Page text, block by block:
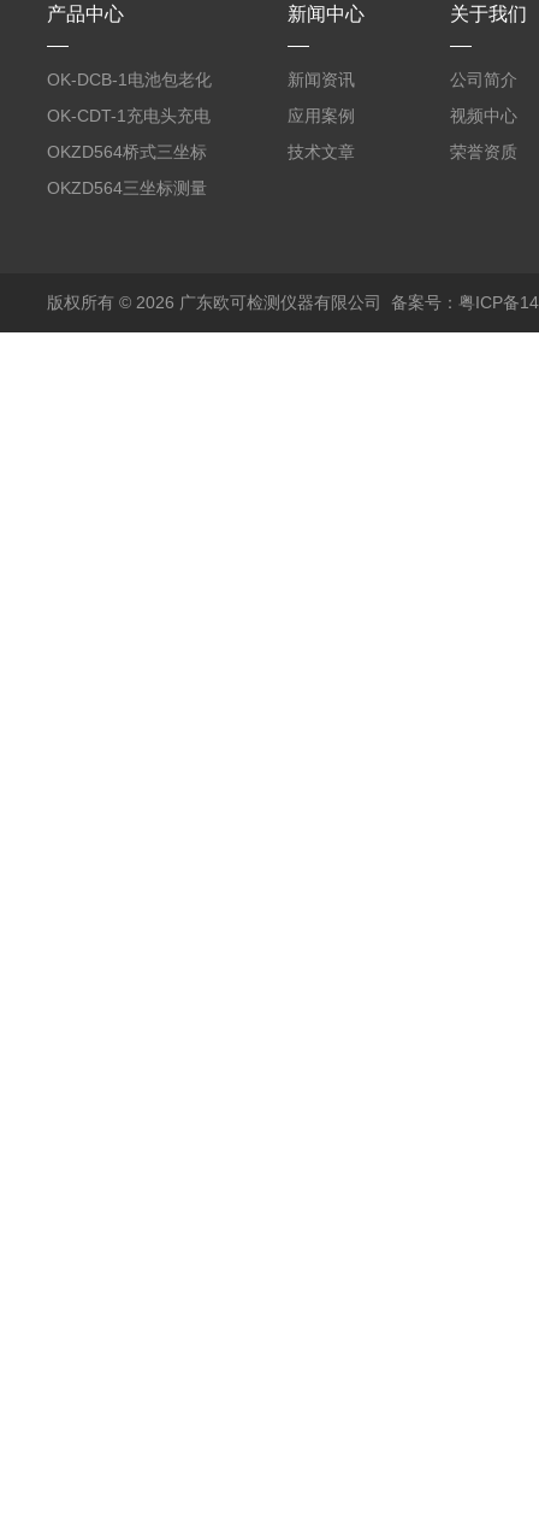
产品中心
OK-DCB-1电池包老化
测试系统
OK-CDT-1充电头充电
宝测试系统
OKZD564桥式三坐标
测量仪
OKZD564三坐标测量
新闻中心
新闻资讯
应用案例
技术文章
关于我们
公司简介
视频中心
荣誉资质
版权所有 © 2026 广东欧可检测仪器有限公司 备案号：粤ICP备